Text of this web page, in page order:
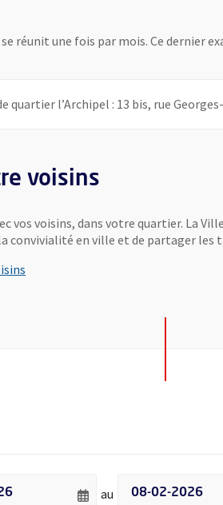
réunit une fois par mois. Ce dernier
l’Archipel : 13 bis, rue
voisins
vos voisins, dans votre quartier. La
convivialité en ville et de partager les
par date - Date de début
au Filtrer les